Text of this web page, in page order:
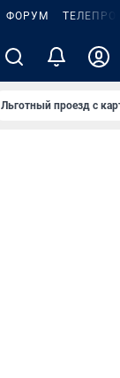
ФОРУМ
Льготный проезд с